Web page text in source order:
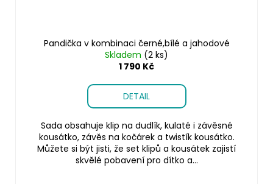
Pandička v kombinaci černé,bílé a jahodové
Skladem (2 ks)
1 790 Kč
DETAIL
Sada obsahuje klip na dudlík, kulaté i závěsné
kousátko, závěs na kočárek a twistík kousátko.
Můžete si být jisti, že set klipů a kousátek zajistí
skvělé pobavení pro dítko a...